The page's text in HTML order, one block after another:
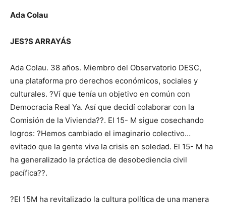
Ada Colau
JES?S ARRAYÁS
Ada Colau. 38 años. Miembro del Observatorio DESC,
una plataforma pro derechos económicos, sociales y
culturales. ?Ví que tenía un objetivo en común con
Democracia Real Ya. Así que decidí colaborar con la
Comisión de la Vivienda??. El 15- M sigue cosechando
logros: ?Hemos cambiado el imaginario colectivo…
evitado que la gente viva la crisis en soledad. El 15- M ha
ha generalizado la práctica de desobediencia civil
pacífica??.
?El 15M ha revitalizado la cultura política de una manera